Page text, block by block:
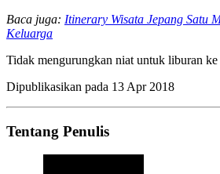
Baca juga: Itinerary Wisata Jepang Satu
Keluarga
Tidak mengurungkan niat untuk liburan ke
Dipublikasikan pada 13 Apr 2018
Tentang Penulis